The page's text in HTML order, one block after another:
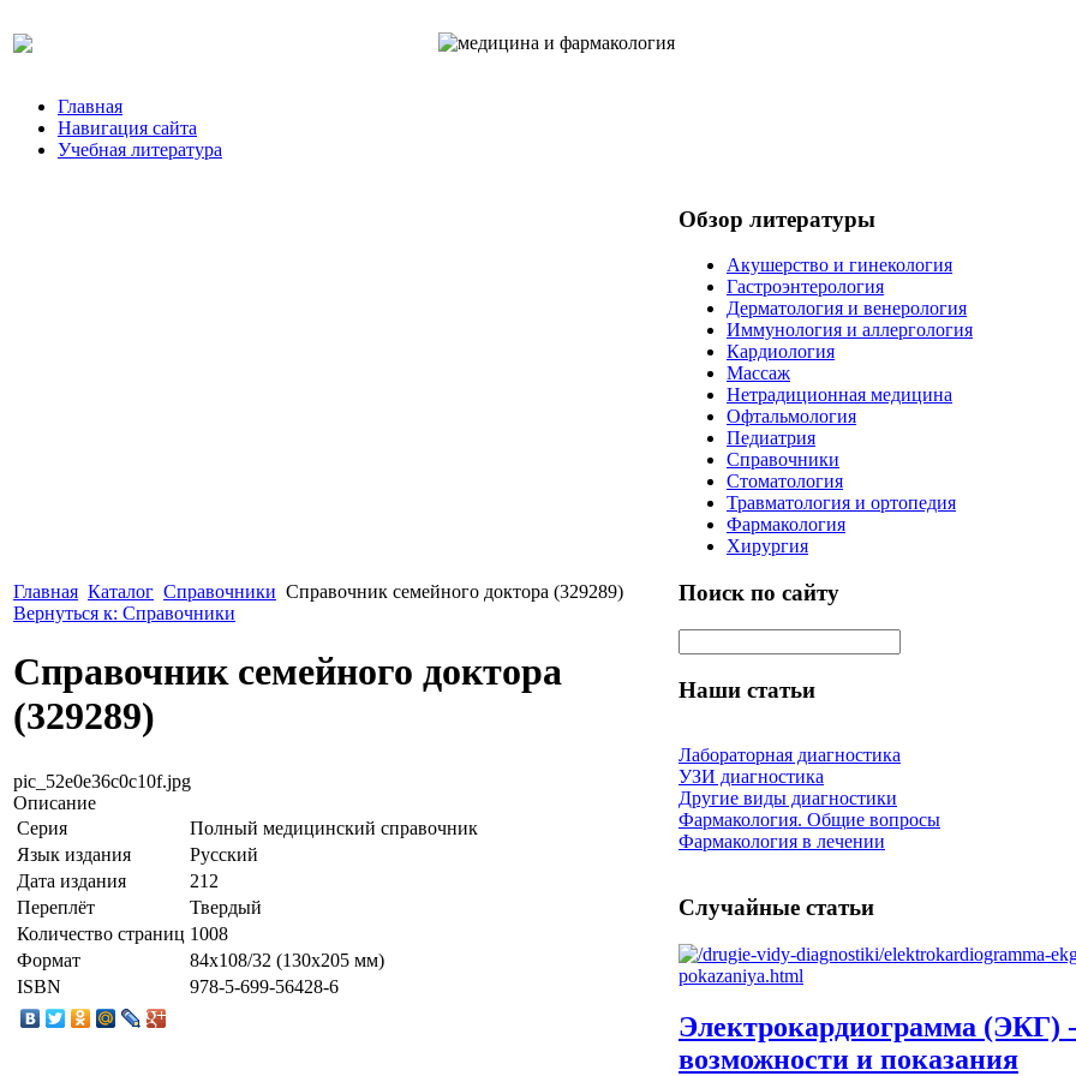
Главная
Навигация сайта
Учебная литература
Главная Каталог Справочники Справочник семейного доктора (329289)
Вернуться к: Справочники
Справочник семейного доктора
(329289)
pic_52e0e36c0c10f.jpg
Описание
Серия
Полный медицинский справочник
Язык издания
Русский
Дата издания
212
Переплёт
Твердый
Количество страниц 1008
Формат
84x108/32 (130х205 мм)
ISBN
978-5-699-56428-6
Обзор литературы
Акушерство и гинекология
Гастроэнтерология
Дерматология и венерология
Иммунология и аллергология
Кардиология
Массаж
Нетрадиционная медицина
Офтальмология
Педиатрия
Справочники
Стоматология
Травматология и ортопедия
Фармакология
Хирургия
Поиск по сайту
Наши статьи
Лабораторная диагностика
УЗИ диагностика
Другие виды диагностики
Фармакология. Общие вопросы
Фармакология в лечении
Случайные статьи
Электрокардиограмма (ЭКГ) -
возможности и показания